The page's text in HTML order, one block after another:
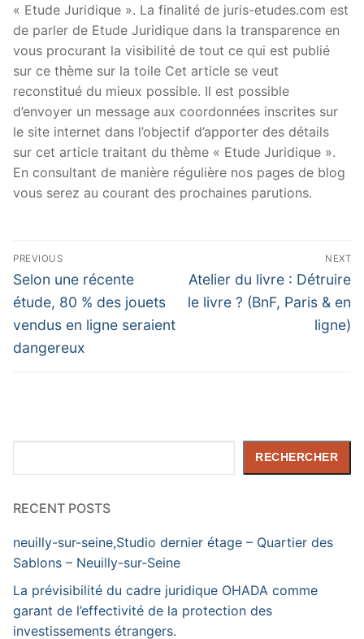
« Etude Juridique ». La finalité de juris-etudes.com est
de parler de Etude Juridique dans la transparence en
vous procurant la visibilité de tout ce qui est publié
sur ce thème sur la toile Cet article se veut
reconstitué du mieux possible. Il est possible
d’envoyer un message aux coordonnées inscrites sur
le site internet dans l’objectif d’apporter des détails
sur cet article traitant du thème « Etude Juridique ».
En consultant de manière régulière nos pages de blog
vous serez au courant des prochaines parutions.
Navigation
de
l’article
PREVIOUS
Previous
post:
Selon une récente
étude, 80 % des jouets
vendus en ligne seraient
dangereux
NEXT
Next
post:
Atelier du livre : Détruire
le livre ? (BnF, Paris & en
ligne)
RECHERCHER
RECENT POSTS
neuilly-sur-seine,Studio dernier étage – Quartier des
Sablons – Neuilly-sur-Seine
La prévisibilité du cadre juridique OHADA comme
garant de l’effectivité de la protection des
investissements étrangers.